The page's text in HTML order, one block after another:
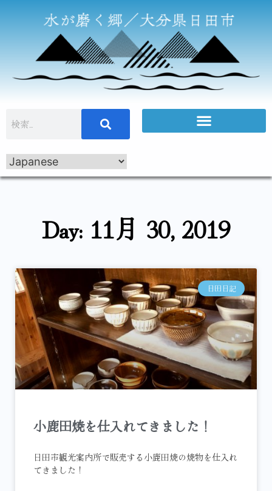
Day: 11月 30, 2019
日田日記
小鹿田焼を仕入れてきました！
日田市観光案内所で販売する小鹿田焼の焼物を仕入れ
てきました！